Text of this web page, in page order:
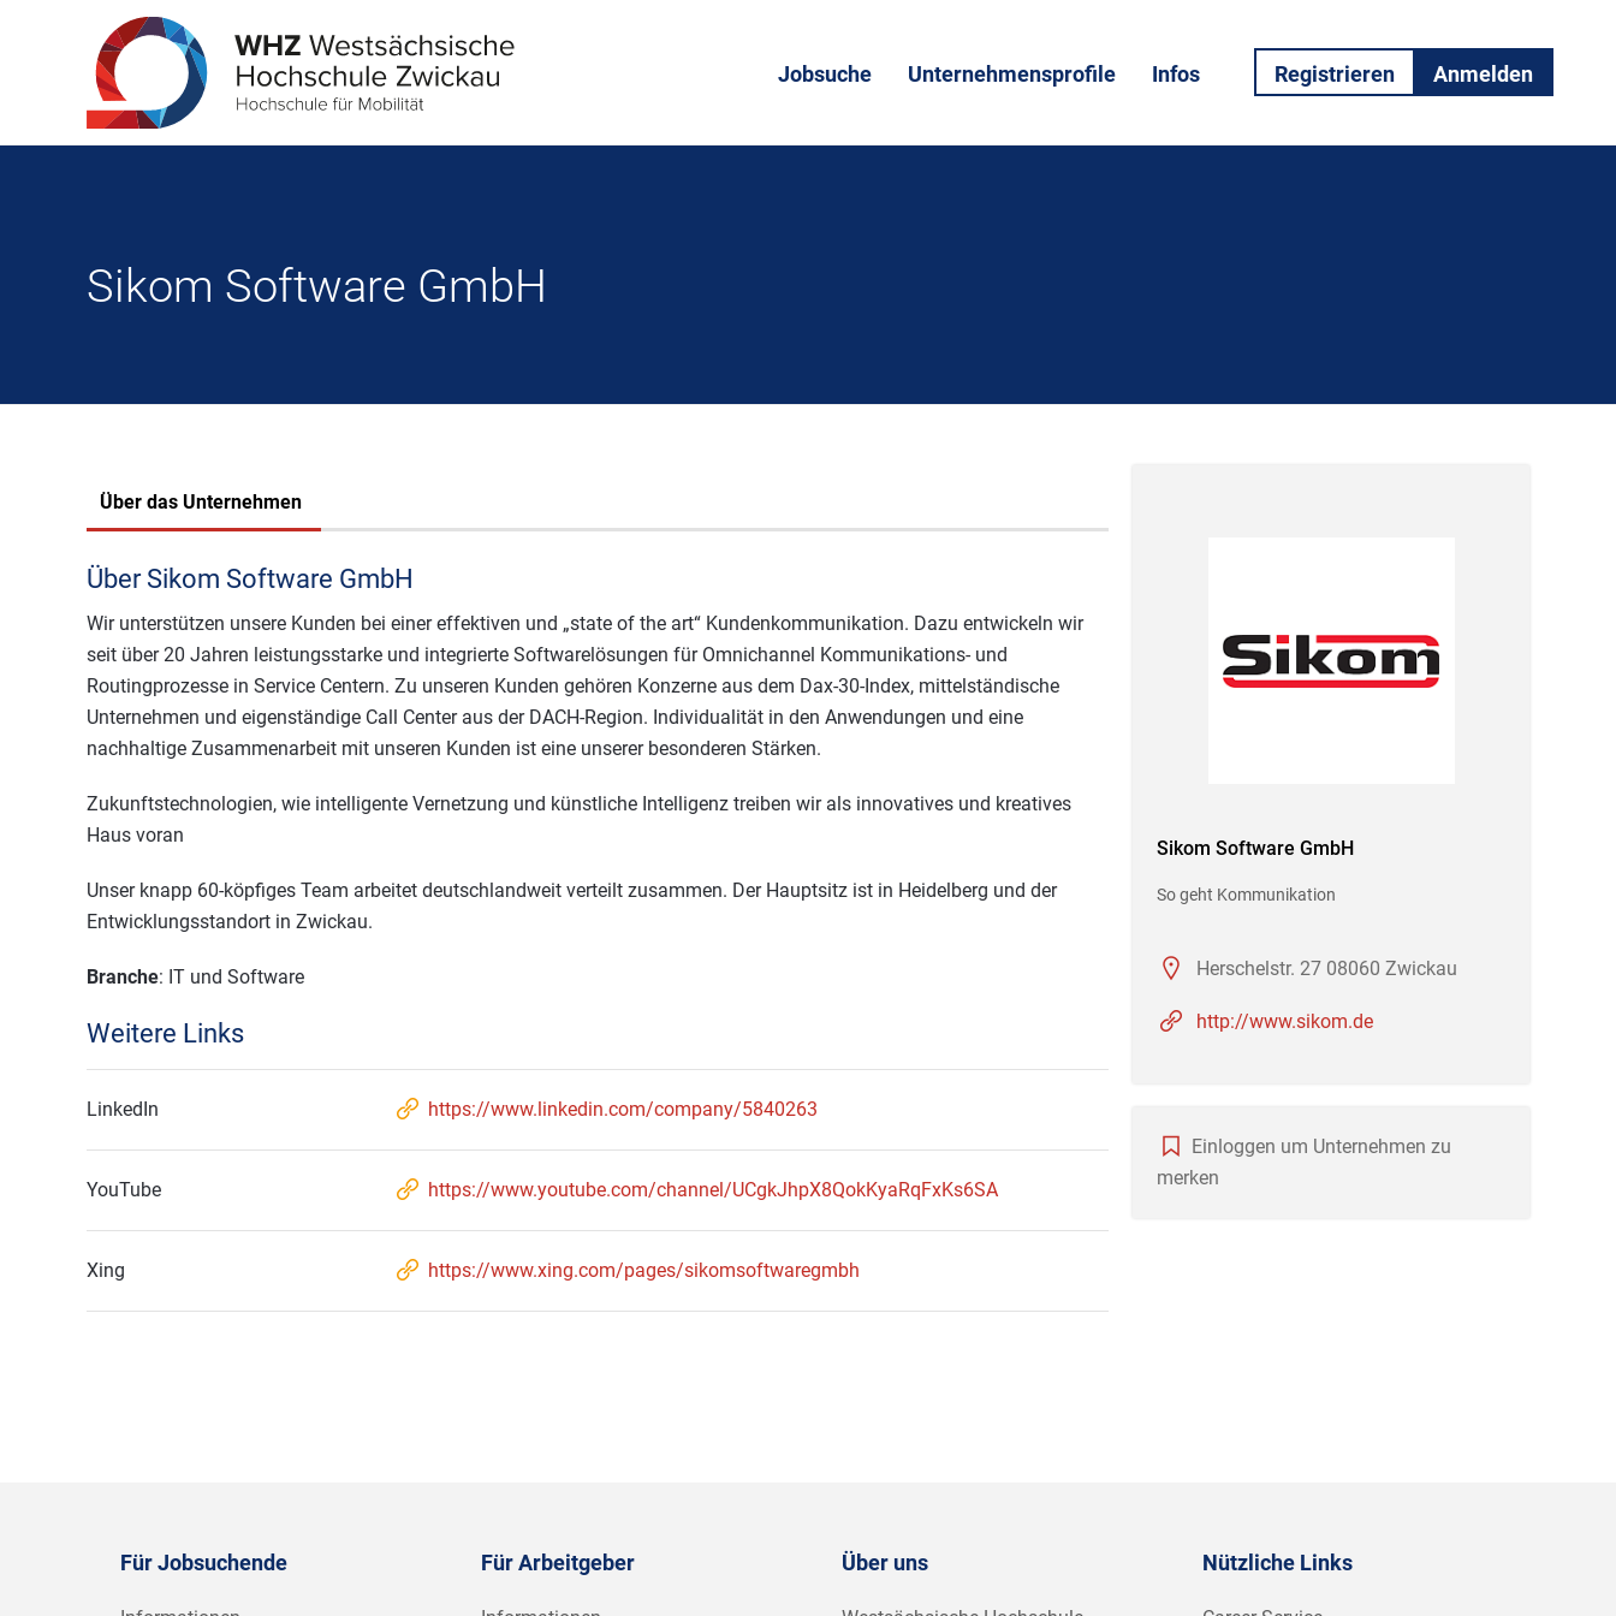
Jobsuche Unternehmensprofile Infos Registrieren Anmelden
Sikom Software GmbH
Über das Unternehmen
Über Sikom Software GmbH
Wir unterstützen unsere Kunden bei einer effektiven und „state of the art“ Kundenkommunikation. Dazu entwickeln wir
seit über 20 Jahren leistungsstarke und integrierte Softwarelösungen für Omnichannel Kommunikations- und
Routingprozesse in Service Centern. Zu unseren Kunden gehören Konzerne aus dem Dax-30-Index, mittelständische
Unternehmen und eigenständige Call Center aus der DACH-Region. Individualität in den Anwendungen und eine
nachhaltige Zusammenarbeit mit unseren Kunden ist eine unserer besonderen Stärken.
Zukunftstechnologien, wie intelligente Vernetzung und künstliche Intelligenz treiben wir als innovatives und kreatives
Haus voran
Unser knapp 60-köpfiges Team arbeitet deutschlandweit verteilt zusammen. Der Hauptsitz ist in Heidelberg und der
Entwicklungsstandort in Zwickau.
Branche: IT und Software
Weitere Links
LinkedIn https://www.linkedin.com/company/5840263
YouTube https://www.youtube.com/channel/UCgkJhpX8QokKyaRqFxKs6SA
Xing https://www.xing.com/pages/sikomsoftwaregmbh
Sikom Software GmbH
So geht Kommunikation
Herschelstr. 27 08060 Zwickau
http://www.sikom.de
Einloggen um Unternehmen zu
merken
Für Jobsuchende Für Arbeitgeber Über uns Nützliche Links